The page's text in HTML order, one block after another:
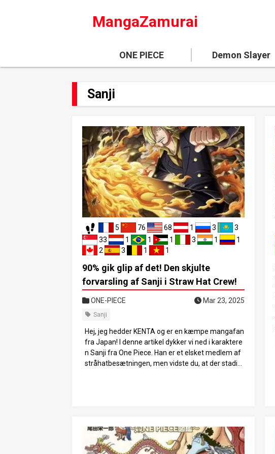
MangaZamurai
ONE PIECE Demon Slayer
Sanji
5 76 68 1 3
3
33
1 1 1 3 1
1
2
3 1 1
90% gik glip af det! Den skjulte
forvarsling af Sanji i Straw Hat Crew!
ONE-PIECE Mar 23, 2025
Sanji
Hej, jeg hedder KENTA og er en kæmpe mangafan
fra Japan! I denne artikel dykker vi ned i karaktere
n Sanji fra One Piece. Han er et elsket medlem af
stråhatbesætningen, men vidste du, at der stadig
ken slags karakter Sanji er. Sanji er stråhatpirater
nes kok og er en fremragende kok. Et af hans me
st bemærkelsesværdige træk er hans venlighed o